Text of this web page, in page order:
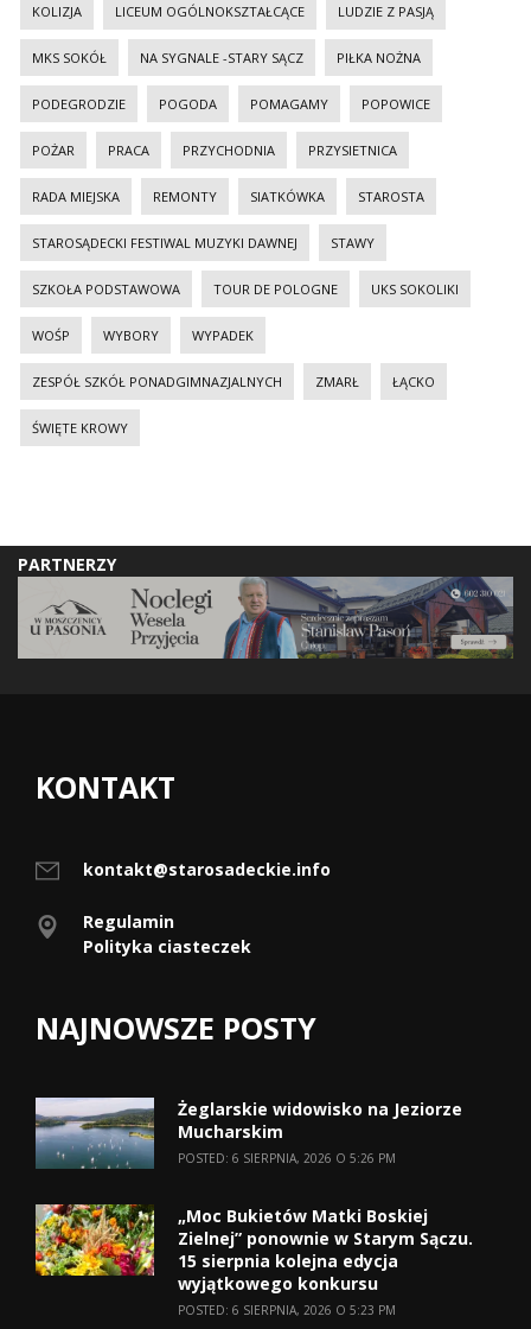
KOLIZJA LICEUM OGÓLNOKSZTAŁCĄCE LUDZIE Z PASJĄ
MKS SOKÓŁ NA SYGNALE -STARY SĄCZ PIŁKA NOŻNA
PODEGRODZIE POGODA POMAGAMY POPOWICE
POŻAR PRACA PRZYCHODNIA PRZYSIETNICA
RADA MIEJSKA REMONTY SIATKÓWKA STAROSTA
STAROSĄDECKI FESTIWAL MUZYKI DAWNEJ STAWY
SZKOŁA PODSTAWOWA TOUR DE POLOGNE UKS SOKOLIKI
WOŚP WYBORY WYPADEK
ZESPÓŁ SZKÓŁ PONADGIMNAZJALNYCH ZMARŁ ŁĄCKO
ŚWIĘTE KROWY
PARTNERZY
KONTAKT
kontakt@starosadeckie.info
Regulamin
Polityka ciasteczek
NAJNOWSZE POSTY
Żeglarskie widowisko na Jeziorze
Mucharskim
POSTED: 6 SIERPNIA, 2026 O 5:26 PM
„Moc Bukietów Matki Boskiej
Zielnej” ponownie w Starym Sączu.
15 sierpnia kolejna edycja
wyjątkowego konkursu
POSTED: 6 SIERPNIA, 2026 O 5:23 PM